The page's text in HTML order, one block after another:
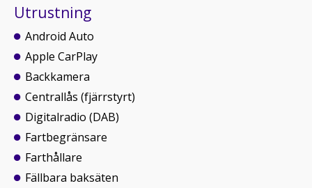
Utrustning
Android Auto
Apple CarPlay
Backkamera
Centrallås (fjärrstyrt)
Digitalradio (DAB)
Fartbegränsare
Farthållare
Fällbara baksäten